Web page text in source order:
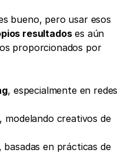
bueno, pero usar esos
resultados es aún
proporcionados por
, especialmente en redes
, modelando creativos de
basadas en prácticas de